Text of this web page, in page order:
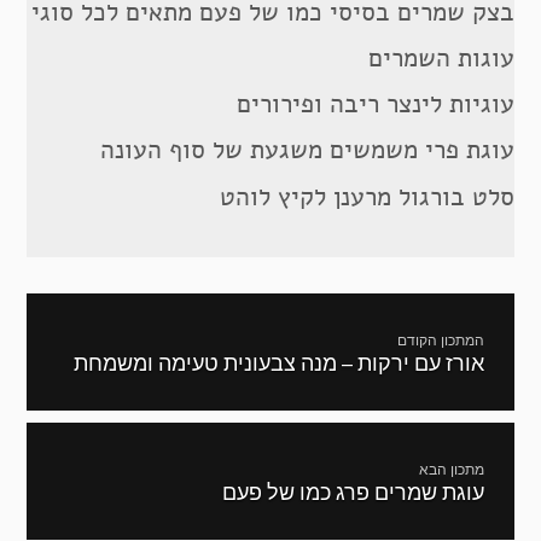
בצק שמרים בסיסי כמו של פעם מתאים לכל סוגי
עוגות השמרים
עוגיות לינצר ריבה ופירורים
עוגת פרי משמשים משגעת של סוף העונה
סלט בורגול מרענן לקיץ לוהט
המתכון הקודם
מתכון
אורז עם ירקות – מנה צבעונית טעימה ומשמחת
מתכון הבא
המתכון
עוגת שמרים פרג כמו של פעם